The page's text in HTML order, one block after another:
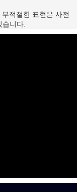
적절한 표현은 사전
습니다.